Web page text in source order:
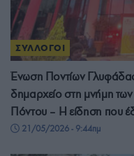
ΣΥΛΛΟΓΟΙ
Ένωση Ποντίων
δημαρχείο στη μνήμη
Πόντου – Η είδηση που
21/05/2026 - 9:44πμ